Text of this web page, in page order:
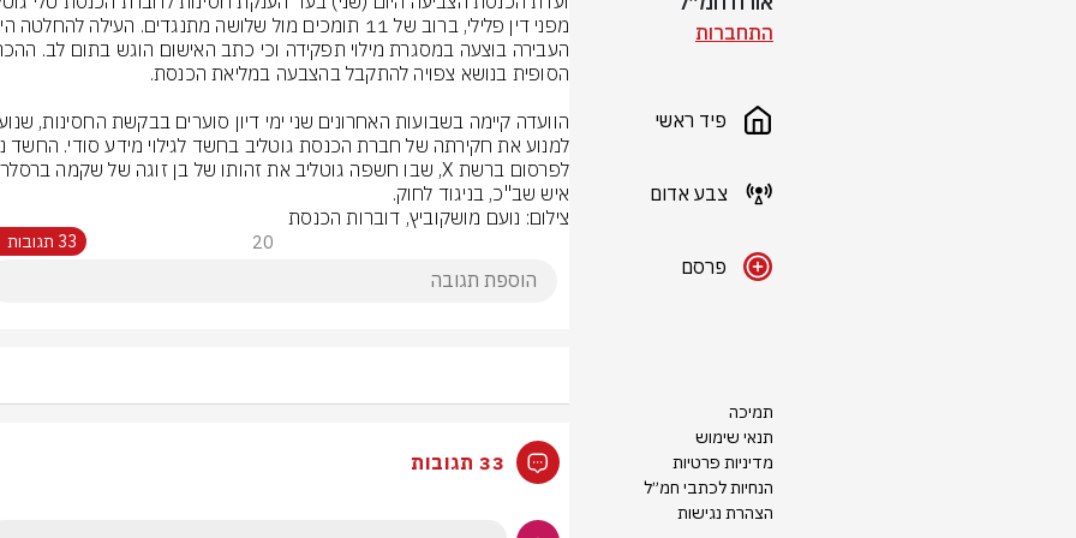
התחברות
פיד ראשי
צבע אדום
פרסם
תמיכה
תנאי שימוש
מדיניות פרטיות
הנחיות לכתבי חמ״ל
הצהרת נגישות
איש שב"כ, בניגוד לחוק.
צילום: נועם מושקוביץ, דוברות הכנסת
20 33 תגובות
33 תגובות